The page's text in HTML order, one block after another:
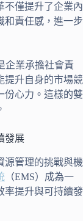
不僅提升了企業內
和責任感，進一步
企業承擔社會責
提升自身的市場競
份心力。這樣的雙
發展
源管理的挑戰與機
（EMS）成為一
率提升與可持續發